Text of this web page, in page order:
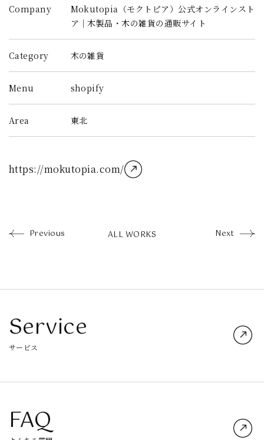
Company
Mokutopia（モクトピア）公式オンラインスト
ア｜木製品・木の雑貨の通販サイト
Category 木の雑貨
Menu shopify
Area 東北
https://mokutopia.com/
Previous ALL WORKS Next
Service
サービス
FAQ